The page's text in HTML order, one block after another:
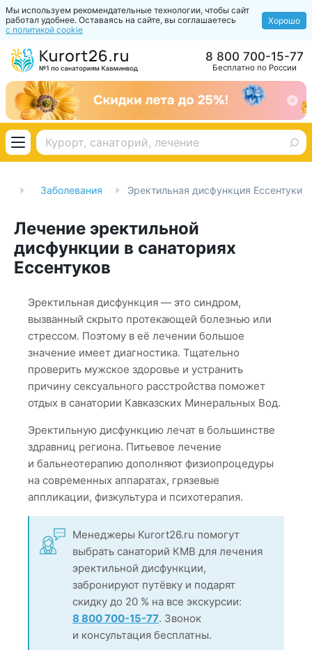
Мы используем рекомендательные технологии, чтобы сайт
работал удобнее. Оставаясь на сайте, вы соглашаетесь
с политикой cookie
Хорошо
Бесплатно по России
8 800 700-15-77
Заболевания Эректильная дисфункция Ессентуки
Лечение эректильной
дисфункции в санаториях
Ессентуков
Эректильная дисфункция — это синдром,
вызванный скрыто протекающей болезнью или
стрессом. Поэтому в её лечении большое
значение имеет диагностика. Тщательно
проверить мужское здоровье и устранить
причину сексуального расстройства поможет
отдых в санатории Кавказских Минеральных Вод.
Эректильную дисфункцию лечат в большинстве
здравниц региона. Питьевое лечение
и бальнеотерапию дополняют физиопроцедуры
на современных аппаратах, грязевые
аппликации, физкультура и психотерапия.
Менеджеры Kurort26.ru помогут
выбрать санаторий КМВ для лечения
эректильной дисфункции,
забронируют путёвку и подарят
скидку до 20 % на все экскурсии:
8 800 700-15-77. Звонок
и консультация бесплатны.